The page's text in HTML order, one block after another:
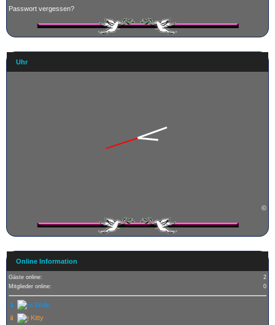
Passwort vergessen?
Uhr
©
Online Information
Gäste online:
2
Mitglieder online:
0
📱
Wolle
📱
Kitty